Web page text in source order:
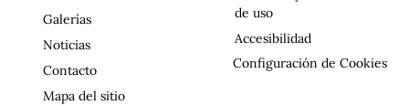
Galerías
Noticias
Contacto
Mapa del sitio
de uso
Accesibilidad
Configuración de Cookies